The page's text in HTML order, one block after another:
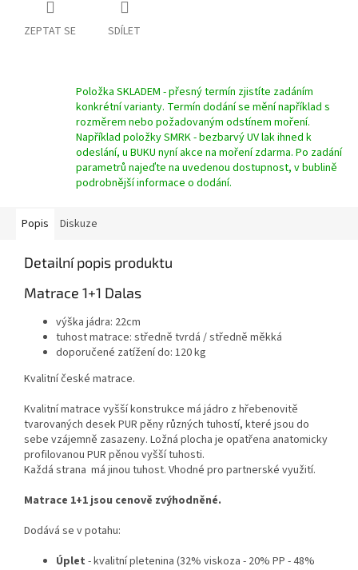
ZEPTAT SE SDÍLET
Položka SKLADEM - přesný termín zjistíte zadáním
konkrétní varianty. Termín dodání se mění například s
rozměrem nebo požadovaným odstínem moření.
Například položky SMRK - bezbarvý UV lak ihned k
odeslání, u BUKU nyní akce na moření zdarma. Po zadání
parametrů najeďte na uvedenou dostupnost, v bublině
podrobnější informace o dodání.
Popis Diskuze
Detailní popis produktu
Matrace 1+1 Dalas
výška jádra: 22cm
tuhost matrace: středně tvrdá / středně měkká
doporučené zatížení do: 120 kg
Kvalitní české matrace.
Kvalitní matrace vyšší konstrukce má jádro z hřebenovitě
tvarovaných desek PUR pěny různých tuhostí, které jsou do
sebe vzájemně zasazeny. Ložná plocha je opatřena anatomicky
profilovanou PUR pěnou vyšší tuhosti.
Každá strana má jinou tuhost. Vhodné pro partnerské využití.
Matrace 1+1 jsou cenově zvýhodněné.
Dodává se v potahu:
Úplet - kvalitní pletenina (32% viskoza - 20% PP - 48%